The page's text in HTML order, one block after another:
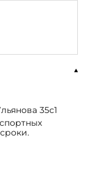
35с1